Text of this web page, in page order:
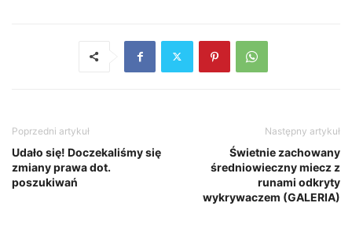
Poprzedni artykuł
Udało się! Doczekaliśmy się
zmiany prawa dot.
poszukiwań
Następny artykuł
Świetnie zachowany
średniowieczny miecz z
runami odkryty
wykrywaczem (GALERIA)